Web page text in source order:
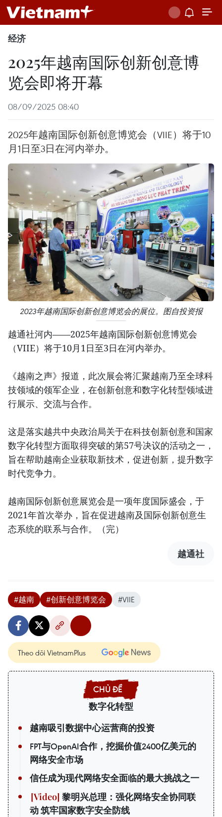
经济
2025年越南国际创新创意博
览会即将开幕
08/09/2025 08:40
2025年越南国际创新创意博览会（VIIE）将于10
月1日至3日在河内举办。
2023年越南国际创新创意博览会的展位。图自投资报
越通社河内——2025年越南国际创新创意博览会
（VIIE）将于10月1日至3日在河内举办。
《越南之声》报道，此次展会将汇聚越南乃至全球科
技领域的领军企业，在创新创意和数字化转型领域进
行展示、交流与合作。
这是落实越共中央政治局关于在科技创新创意和国家
数字化转型方面取得突破的第57号决议的活动之一，
旨在帮助越南企业获取新技术，促进创新，提升数字
时代竞争力。
越南国际创新创意展览会是一项年度国际盛会，于
2021年首次举办，旨在促进越南及国际创新创意生
态系统的联系与合作。（完）
越通社
#越南 #创新创意博览会 #VIIE
Theo dõi VietnamPlus
数字化转型
越南吸引数据中心运营商的投资
FPT与OpenAI合作，挖掘价值2400亿美元的
网络安全市场
信任成为现代网络安全面临的最大挑战之一
黎明兴总理：强化网络安全协同联
动 筑牢国家数字安全防线